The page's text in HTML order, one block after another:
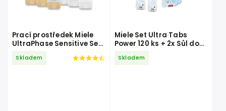
Prací prostředek Miele
UltraPhase Sensitive Set
Skladem
Miele Set Ultra Tabs
Power 120 ks + 2x Sůl do
500 ml
Skladem